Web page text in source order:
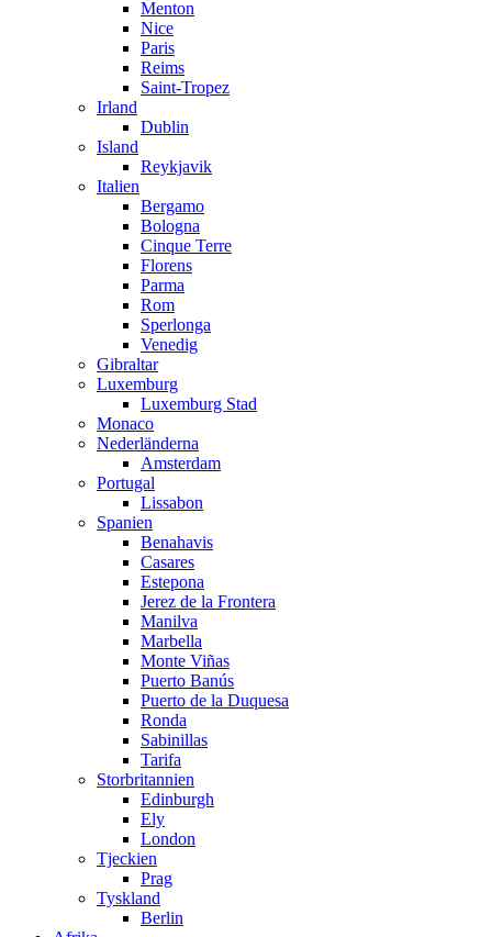
Menton
Nice
Paris
Reims
Saint-Tropez
Irland
Dublin
Island
Reykjavik
Italien
Bergamo
Bologna
Cinque Terre
Florens
Parma
Rom
Sperlonga
Venedig
Gibraltar
Luxemburg
Luxemburg Stad
Monaco
Nederländerna
Amsterdam
Portugal
Lissabon
Spanien
Benahavis
Casares
Estepona
Jerez de la Frontera
Manilva
Marbella
Monte Viñas
Puerto Banús
Puerto de la Duquesa
Ronda
Sabinillas
Tarifa
Storbritannien
Edinburgh
Ely
London
Tjeckien
Prag
Tyskland
Berlin